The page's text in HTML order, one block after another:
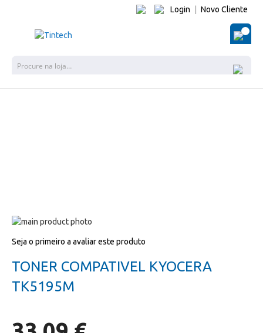
Login Novo Cliente
O
Salte
o
galeria
de
para
início
da
galeria
Seja o primeiro a avaliar este produto
TONER COMPATIVEL KYOCERA
TK5195M